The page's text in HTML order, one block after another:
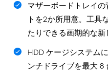
マザーボードトレイの
トを2か所用意。工具
たりできる画期的な新
HDD ケージシステム
ンチドライブを最大 8